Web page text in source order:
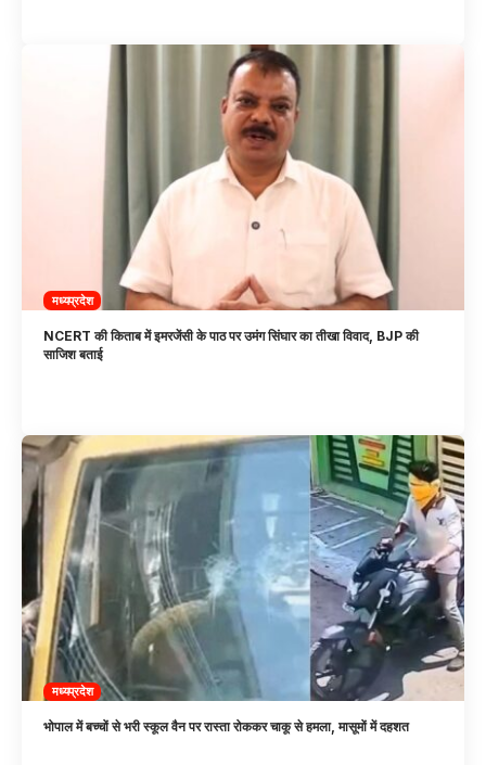
मध्यप्रदेश
NCERT की किताब में इमरजेंसी के पाठ पर उमंग सिंघार का तीखा विवाद, BJP की
साजिश बताई
मध्यप्रदेश
भोपाल में बच्चों से भरी स्कूल वैन पर रास्ता रोककर चाकू से हमला, मासूमों में दहशत